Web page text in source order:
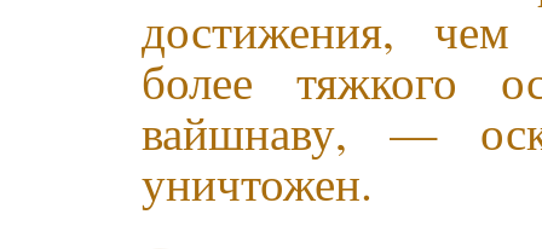
достижения,
более тяжкого
вайшнаву, —
уничтожен.